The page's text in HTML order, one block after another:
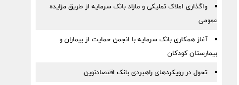
واگذاری املاک تملیکی و مازاد بانک سرمایه از طریق مزایده
عمومی
آغاز همکاری بانک سرمایه با انجمن حمایت از بیماران و
بیمارستان کودکان
تحول در رویکردهای راهبردی بانک اقتصادنوین